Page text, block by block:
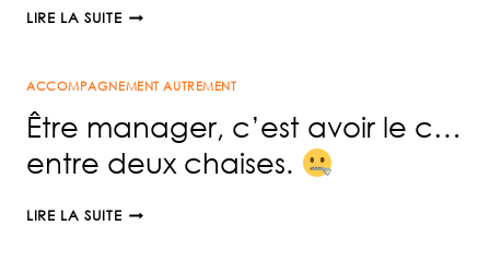
LIRE LA SUITENOS
ACCOMPAGNEMENT AUTREMENT
Être manager, c’est avoir le c…
entre deux chaises.
LIRE LA SUITEÊTRE